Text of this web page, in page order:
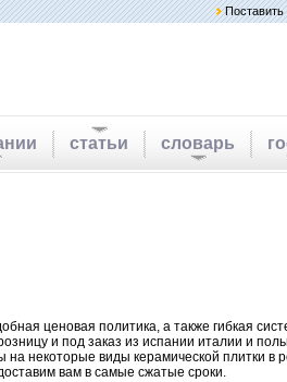
Поставить
статьи словарь
ценовая политика, а также гибкая
и под заказ из испании италии и
некоторые виды керамической плитки в
вам в самые сжатые сроки.